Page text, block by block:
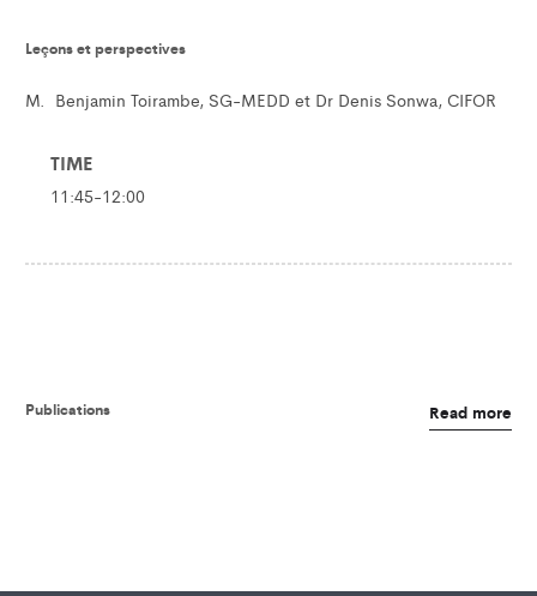
Leçons et perspectives
M. Benjamin Toirambe, SG-MEDD et Dr Denis Sonwa, CIFOR
TIME
11:45-12:00
Publications Read more